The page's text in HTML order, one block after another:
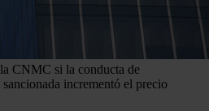
CNMC si la conducta de
incrementó el precio